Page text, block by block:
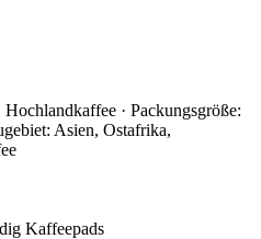
· Packungsgröße:
Asien, Ostafrika,